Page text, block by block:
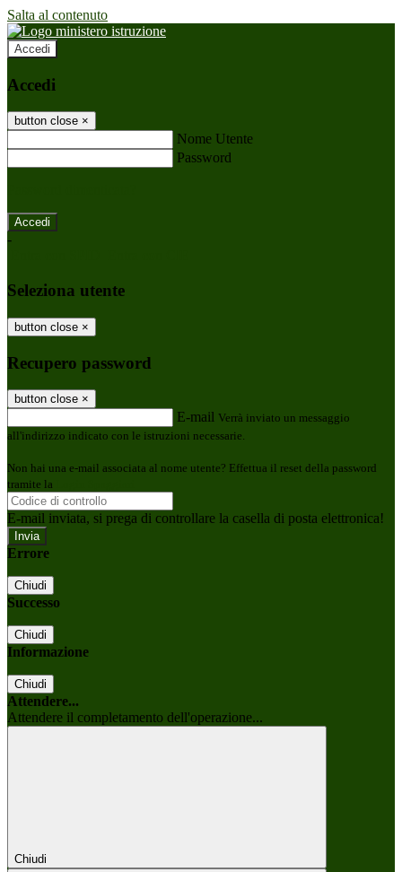
Salta al contenuto
Accedi
Accedi
button close ×
Nome Utente
Password
-
Seleziona utente
button close ×
Recupero password
button close ×
E-mail Verrà inviato un messaggio
all'indirizzo indicato con le istruzioni necessarie.
Non hai una e-mail associata al nome utente? Effettua il reset della password
tramite la
E-mail inviata, si prega di controllare la casella di posta elettronica!
Errore
Chiudi
Successo
Chiudi
Informazione
Chiudi
Attendere...
Attendere il completamento dell'operazione...
Chiudi